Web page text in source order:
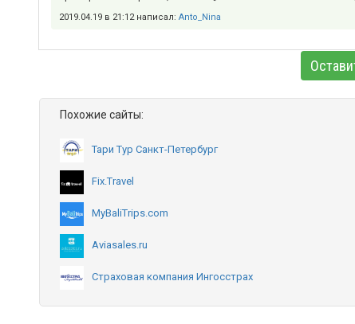
2019.04.19 в 21:12 написал: Anto_Nina
Похожие сайты:
Тари Тур Санкт-Петербург
Fix.Travel
MyBaliTrips.com
Aviasales.ru
Страховая компания Ингосстрах